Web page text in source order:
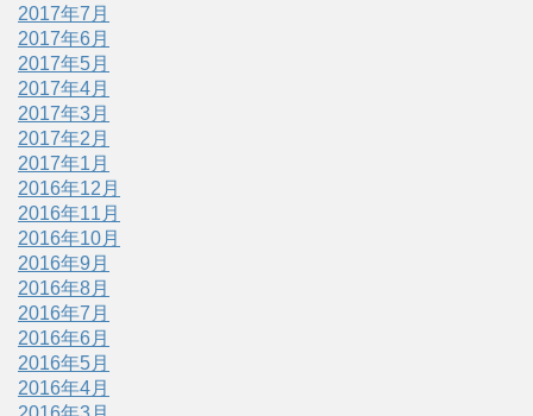
2017年7月
2017年6月
2017年5月
2017年4月
2017年3月
2017年2月
2017年1月
2016年12月
2016年11月
2016年10月
2016年9月
2016年8月
2016年7月
2016年6月
2016年5月
2016年4月